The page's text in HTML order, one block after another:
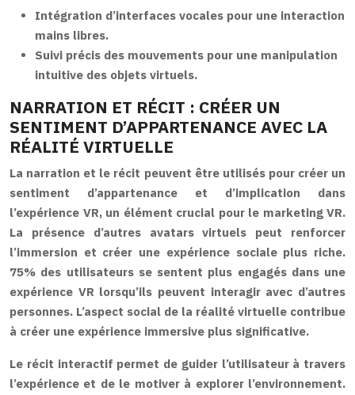
Intégration d’interfaces vocales pour une interaction
mains libres.
Suivi précis des mouvements pour une manipulation
intuitive des objets virtuels.
NARRATION ET RÉCIT : CRÉER UN
SENTIMENT D’APPARTENANCE AVEC LA
RÉALITÉ VIRTUELLE
La narration et le récit peuvent être utilisés pour créer un
sentiment d’appartenance et d’implication dans
l’expérience VR, un élément crucial pour le marketing VR.
La présence d’autres avatars virtuels peut renforcer
l’immersion et créer une expérience sociale plus riche.
75% des utilisateurs se sentent plus engagés dans une
expérience VR lorsqu’ils peuvent interagir avec d’autres
personnes. L’aspect social de la réalité virtuelle contribue
à créer une expérience immersive plus significative.
Le récit interactif permet de guider l’utilisateur à travers
l’expérience et de le motiver à explorer l’environnement.